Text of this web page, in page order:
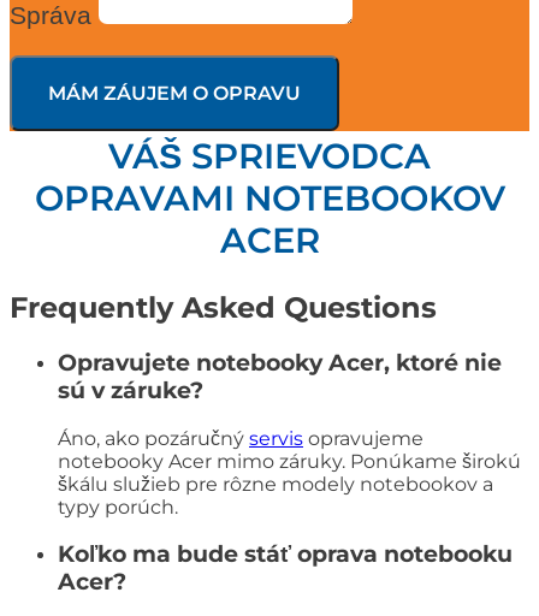
Správa
MÁM ZÁUJEM O OPRAVU
VÁŠ SPRIEVODCA
OPRAVAMI NOTEBOOKOV
ACER
Frequently Asked Questions
Opravujete notebooky Acer, ktoré nie
sú v záruke?
Áno, ako pozáručný servis opravujeme
notebooky Acer mimo záruky. Ponúkame širokú
škálu služieb pre rôzne modely notebookov a
typy porúch.
Koľko ma bude stáť oprava notebooku
Acer?